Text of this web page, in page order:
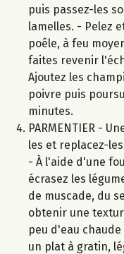
puis passez-les
lamelles. - Pelez
poêle, à feu
faites revenir
Ajoutez les
poivre puis
minutes.
PARMENTIER -
les et replacez-
- À l'aide d'une
écrasez les
de muscade, du
obtenir une
peu d'eau
un plat à gratin,